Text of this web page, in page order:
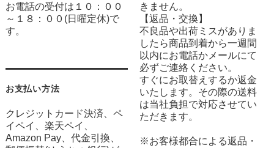
お電話の受付は１０：００
～１８：００(日曜定休)で
す。
お支払い方法
クレジットカード決済、ペ
イペイ、楽天ペイ、
Amazon Pay、代金引換、
きません。
【返品・交換】
不良品や出荷ミスがありま
したら商品到着から一週間
以内にお電話かメールにて
必ずご連絡ください。
すぐにお取替えするか返金
いたします。その際の送料
は当社負担で対応させてい
ただきます。
※お客様都合による返品・